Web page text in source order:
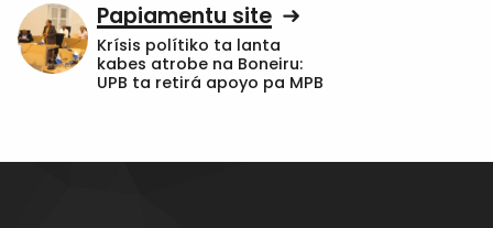
Papiamentu site
Krísis polítiko ta lanta
kabes atrobe na Boneiru:
UPB ta retirá apoyo pa MPB